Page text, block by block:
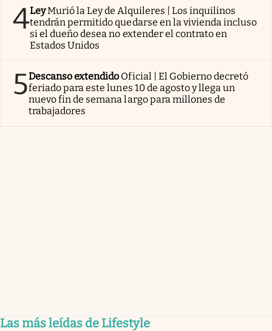
4LeyMurió la Ley de Alquileres | Los inquilinos
tendrán permitido quedarse en la vivienda incluso
si el dueño desea no extender el contrato en
Estados Unidos
5Descanso extendido Oficial | El Gobierno decretó
feriado para este lunes 10 de agosto y llega un
nuevo fin de semana largo para millones de
trabajadores
Las más leídas de Lifestyle